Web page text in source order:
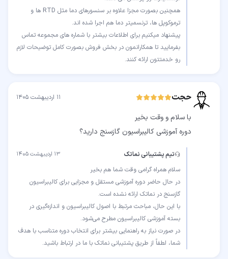
همچنین بصورت مجزا علاوه بر سنسورهای دما مثل RTD ها و
پیشنهاد میکنیم برای اطلاعات بیشتر با شماره های مجموعه تماس
بفرمایید تا همکارانمون در بخش فروش بصورت کامل توضیحات لازم
رو خدمتتون ارائه کنند.
حجت ۱۱ اردیبهشت ۱۴۰۵
دوره آموزشی کالیبراسیون گازسنج دارید؟
تیم پشتیبانی نماتک ۱۳ اردیبهشت ۱۴۰۵
در حال حاضر دوره آموزشی مستقل و مجزایی برای کالیبراسیون
با این حال، مباحث مرتبط با اصول کالیبراسیون و اندازه‌گیری در
در صورت نیاز به راهنمایی بیشتر برای انتخاب دوره متناسب با هدف
شما، لطفاً از طریق پشتیبانی نماتک با ما در ارتباط باشید.